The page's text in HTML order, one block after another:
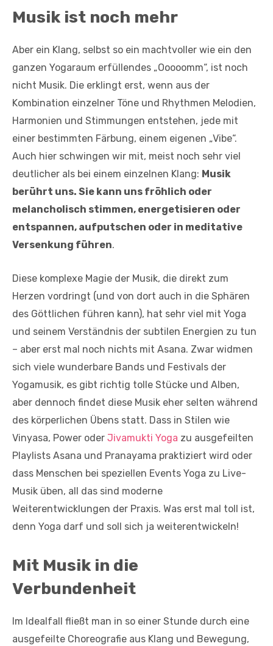
Musik ist noch mehr
Aber ein Klang, selbst so ein machtvoller wie ein den
ganzen Yogaraum erfüllendes „Ooooomm“, ist noch
nicht Musik. Die erklingt erst, wenn aus der
Kombination einzelner Töne und Rhythmen Melodien,
Harmonien und Stimmungen entstehen, jede mit
einer bestimmten Färbung, einem eigenen „Vibe“.
Auch hier schwingen wir mit, meist noch sehr viel
deutlicher als bei einem einzelnen Klang: Musik
berührt uns. Sie kann uns fröhlich oder
melancholisch stimmen, energetisieren oder
entspannen, aufputschen oder in meditative
Versenkung führen.
Diese komplexe Magie der Musik, die direkt zum
Herzen vordringt (und von dort auch in die Sphären
des Göttlichen führen kann), hat sehr viel mit Yoga
und seinem Verständnis der subtilen Energien zu tun
– aber erst mal noch nichts mit Asana. Zwar widmen
sich viele wunderbare Bands und Festivals der
Yogamusik, es gibt richtig tolle Stücke und Alben,
aber dennoch findet diese Musik eher selten während
des körperlichen Übens statt. Dass in Stilen wie
Vinyasa, Power oder Jivamukti Yoga zu ausgefeilten
Playlists Asana und Pranayama praktiziert wird oder
dass Menschen bei speziellen Events Yoga zu Live-
Musik üben, all das sind moderne
Weiterentwicklungen der Praxis. Was erst mal toll ist,
denn Yoga darf und soll sich ja weiterentwickeln!
Mit Musik in die
Verbundenheit
Im Idealfall fließt man in so einer Stunde durch eine
ausgefeilte Choreografie aus Klang und Bewegung,